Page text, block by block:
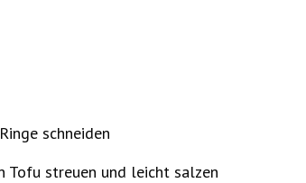
schneiden
Tofu streuen und leicht salzen